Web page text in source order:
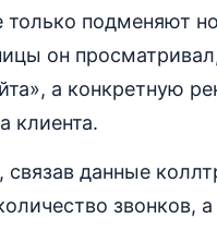
только подменяют
он
а конкретную
клиента.
данные
звонков,